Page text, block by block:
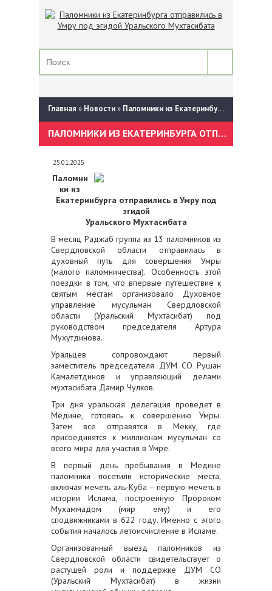
Главная » Новости» Паломники из Екатеринбурга отправились в Умру под эгидой Уральского Мухтасибата
ПАЛОМНИКИ ИЗ ЕКАТЕРИНБУРГА ОТПРАВИЛИСЬ В УМРУ ПОД ЭГИДОЙ УРАЛЬСКОГО МУХТАСИБАТА
25.01.2025
Паломни
ки из
Екатеринбурга отправились в Умру под
эгидой
Уральского Мухтасибата
В месяц Раджаб группа из 13 паломников из
Свердловской области отправилась в
духовный путь для совершения Умры
(малого паломничества). Особенность этой
поездки в том, что впервые путешествие к
святым местам организовало Духовное
управление мусульман Свердловской
области (Уральский Мухтасибат) под
руководством председателя Артура
Мухутдинова.
Уральцев сопровождают первый
заместитель председателя ДУМ СО Рушан
Камалетдинов и управляющий делами
мухтасибата Дамир Чулков.
Три дня уральская делегация проведет в
Медине, готовясь к совершению Умры.
Затем все отправятся в Мекку, где
присоединятся к миллионам мусульман со
всего мира для участия в Умре.
В первый день пребывания в Медине
паломники посетили исторические места,
включая мечеть аль-Куба – первую мечеть в
истории Ислама, построенную Пророком
Мухаммадом (мир ему) и его
сподвижниками в 622 году. Именно с этого
события началось летоисчисление в Исламе.
Организованный выезд паломников из
Свердловской области свидетельствует о
растущей роли и поддержке ДУМ СО
(Уральский Мухтасибат) в жизни